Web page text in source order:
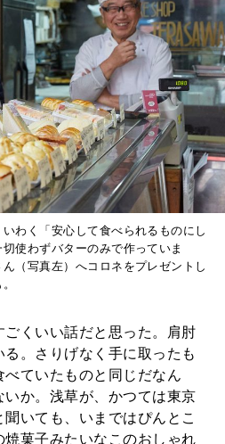
わく「安心して食べられるものにし
使わずバターのみで作っていま
（写真左）へコロネをプレゼントし
くいい話だと思った。肩肘
。さりげなく手に取ったも
ていたものと同じだなん
か。浅草が、かつては東京
いても、いまではぴんとこ
菓子みたいなこのおしゃれ